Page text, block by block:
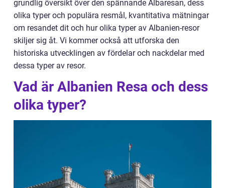
grundlig översikt över den spännande Albaresan, dess
olika typer och populära resmål, kvantitativa mätningar
om resandet dit och hur olika typer av Albanien-resor
skiljer sig åt. Vi kommer också att utforska den
historiska utvecklingen av fördelar och nackdelar med
dessa typer av resor.
Vad är Albanien Resa och dess
olika typer?